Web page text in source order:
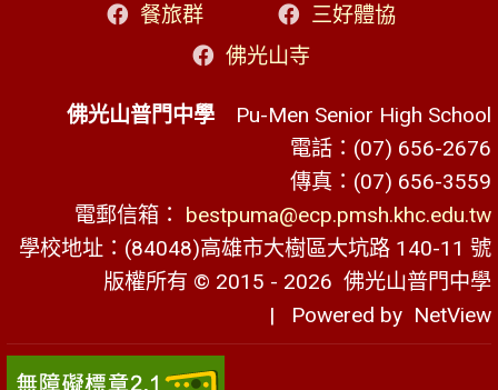
餐旅群
三好體協
佛光山寺
佛光山普門中學 Pu-Men Senior High School
電話：(07) 656-2676
傳真：(07) 656-3559
電郵信箱： bestpuma@ecp.pmsh.khc.edu.tw
學校地址：(84048)高雄市大樹區大坑路 140-11 號
版權所有 © 2015 - 2026 佛光山普門中學
| Powered by NetView